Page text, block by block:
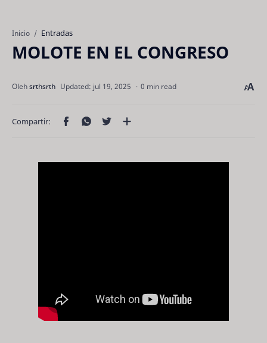
Inicio Entradas
MOLOTE EN EL CONGRESO
0 min read